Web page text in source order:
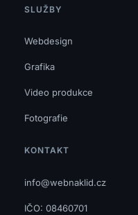
SLUŽBY
Webdesign
Grafika
Video produkce
Fotografie
KONTAKT
info@webnaklid.cz
IČO: 08460701